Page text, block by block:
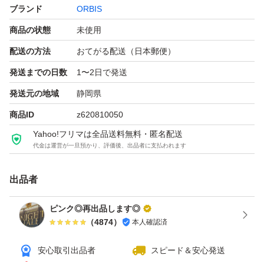
入れて発送致します
・箱は、リサイクル箱を使用する場合があります
※おまとめ以外でのお値引き・カテ変は不可です
エッセンスインヘアミルク レフィル 140g×4
ブランド：ORBIS
本体/詰め替え：詰め替え
トリートメントタイプ：洗い流さない
個数：4.0 個
セット/単品：セット
ヘアタイプ：ダメージヘア
ブランド ORBIS
商品の状態 未使用
配送の方法 おてがる配送（日本郵便）
発送までの日数 1〜2日で発送
発送元の地域 静岡県
商品ID z620810050
Yahoo!フリマは全品送料無料・匿名配送
代金は運営が一旦預かり、評価後、出品者に支払われます
出品者
ピンク◎再出品します◎
（4874） 本人確認済
安心取引出品者
スピード＆安心発送